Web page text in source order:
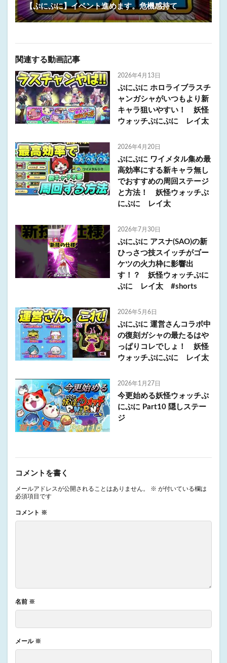
【ぷにぷに】イベント進めます。危機感持て
関連する動画記事
2026年4月13日
ぷにぷに ホロライブラスチ
ャンガシャがいつもより新
キャラ狙いやすい！ 妖怪
ウォッチぷにぷに レイ太
2026年4月20日
ぷにぷに ワイメタル集め最
高効率にする新キャラ無し
でおすすめの周回ステージ
と方法！ 妖怪ウォッチぷ
にぷに レイ太
2026年7月30日
ぷにぷに アスナ(SAO)の新
ひっさつ技スイッチがゴー
ケツの火力枠に影響出
す！？ 妖怪ウォッチぷに
ぷに レイ太 #shorts
2026年5月6日
ぷにぷに 運営さんコラボ中
の復刻ガシャの最たるはや
っぱりコレでしょ！ 妖怪
ウォッチぷにぷに レイ太
2026年1月27日
今更始める妖怪ウォッチぷ
にぷに Part10 隠しステー
ジ
コメントを書く
メールアドレスが公開されることはありません。 ※ が付いている欄は
必須項目です
コメント ※
名前 ※
メール ※